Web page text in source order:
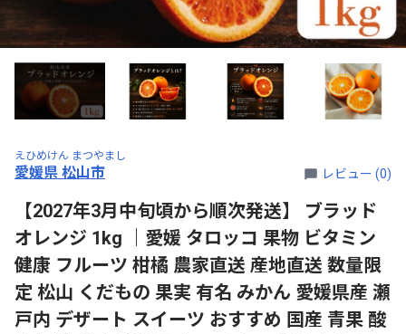
えひめけん まつやまし
愛媛県 松山市 レビュー (0)
【2027年3月中旬頃から順次発送】 ブラッド
オレンジ 1kg ｜愛媛 タロッコ 果物 ビタミン
健康 フルーツ 柑橘 農家直送 産地直送 数量限
定 松山 くだもの 果実 有名 みかん 愛媛県産 瀬
戸内 デザート スイーツ おすすめ 国産 青果 酸